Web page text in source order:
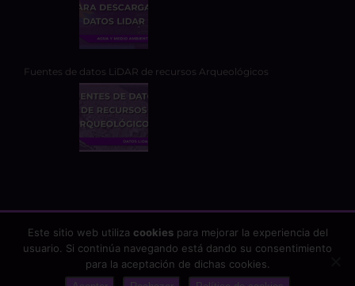
Fuentes de datos LiDAR de recursos Arqueológicos
Copyright 2026 - TYC GIS Soluciones Integrales SL | Todos los
Este sitio web utiliza cookiespara mejorar la experiencia del
usuario. Si continúa navegando está dando su consentimiento
para la aceptación de dichas cookies.